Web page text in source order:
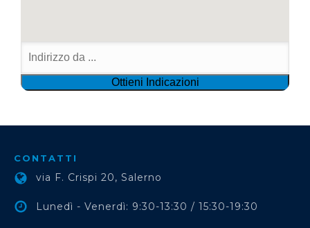
CONTATTI
via F. Crispi 20, Salerno
Lunedì - Venerdì: 9:30-13:30 / 15:30-19:30